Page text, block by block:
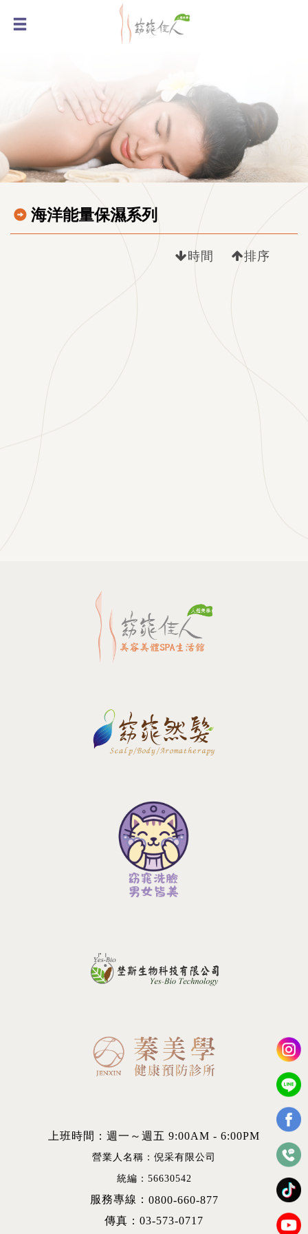
海洋能量保濕系列
時間 排序
上班時間：週一～週五 9:00AM - 6:00PM
營業人名稱：倪采有限公司
統編：56630542
服務專線： 0800-660-877
傳真：03-573-0717